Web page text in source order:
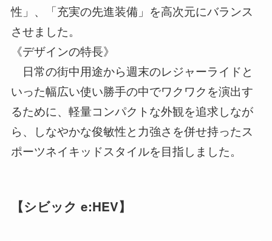
性」、「充実の先進装備」を高次元にバランス
させました。
《デザインの特長》
日常の街中用途から週末のレジャーライドと
いった幅広い使い勝手の中でワクワクを演出す
るために、軽量コンパクトな外観を追求しなが
ら、しなやかな俊敏性と力強さを併せ持ったス
ポーツネイキッドスタイルを目指しました。
【シビック e:HEV】